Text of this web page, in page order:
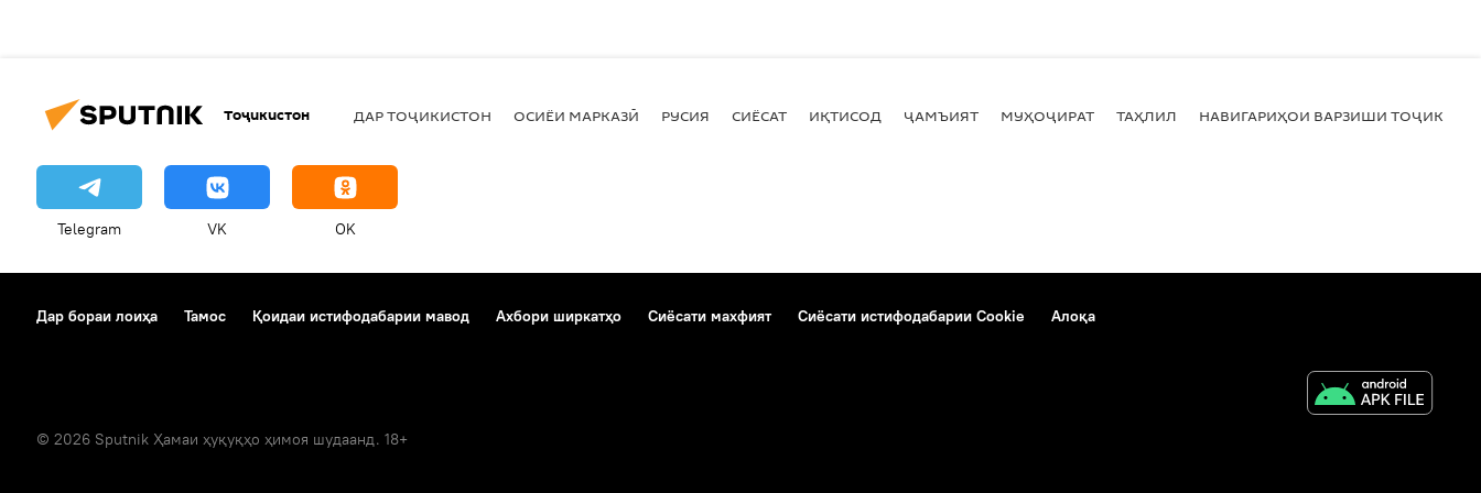
Тоҷикистон ДАР ТОҶИКИСТОН ОСИЁИ МАРКАЗӢ РУСИЯ СИЁСАТ ИҚТИСОД ҶАМЪИЯТ МУҲОҶИРАТ ТАҲЛИЛ НАВИГАРИҲОИ ВАРЗИШИ
Telegram VK OK
Дар бораи лоиҳа Тамос Қоидаи истифодабарии мавод Ахбори ширкатҳо Сиёсати махфият Сиёсати истифодабарии Cookie Алоқа
© 2026 Sputnik Ҳамаи ҳуқуқҳо ҳимоя шудаанд. 18+